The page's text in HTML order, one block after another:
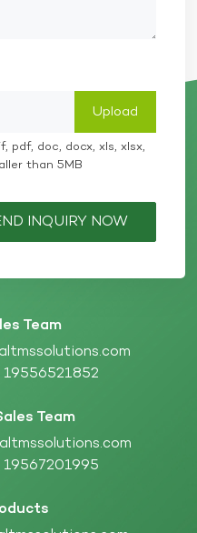
pdf, doc, docx, xls, xlsx,
than 5MB
INQUIRY NOW
Team
19556521852
Team
19567201995